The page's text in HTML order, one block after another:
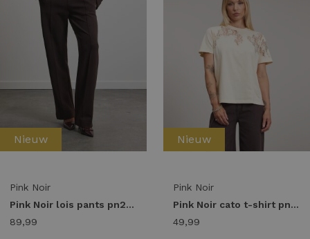
Nieuw
Pink Noir
Pink Noir lois pants pn22243271 Broek 206 ganache
89,99
Nieuw
Pink Noir
Pink Noir cato t-shirt pn22243288 T-shirt Korte mouw 113 lamb's wool
49,99